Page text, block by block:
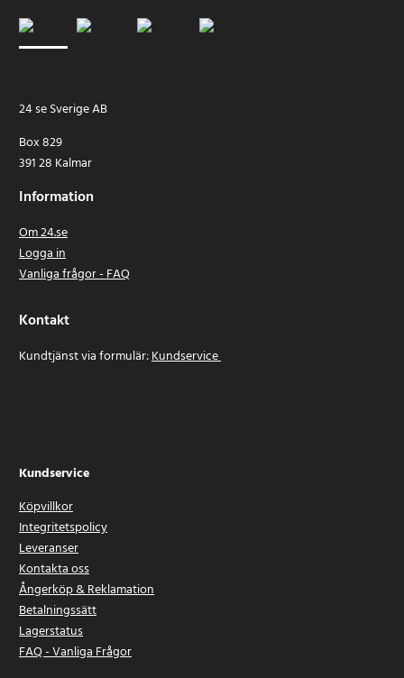
24 se Sverige AB
Box 829
391 28 Kalmar
Information
Om 24.se
Logga in
Vanliga frågor - FAQ
Kontakt
Kundtjänst via formulär:Kundservice
Kundservice
Köpvillkor
Integritetspolicy
Leveranser
Kontakta oss
Ångerköp & Reklamation
Betalningssätt
Lagerstatus
FAQ - Vanliga Frågor